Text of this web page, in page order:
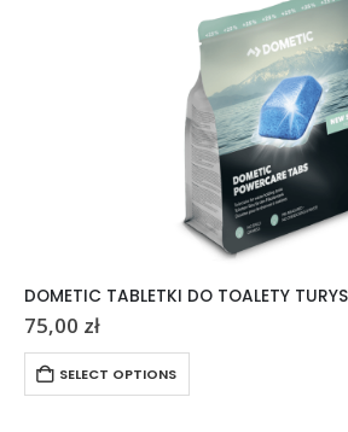
75,00 zł
SELECT OPTIONS